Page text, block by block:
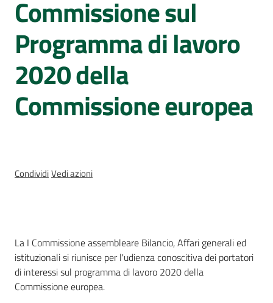
Sessioni
Argomenti
Per i media
Commissione sul
Programma di lavoro
2020 della
Commissione europea
CondividiVedi azioni
Cos'è
La I Commissione assembleare Bilancio, Affari generali ed
istituzionali si riunisce per l'udienza conoscitiva dei portatori
di interessi sul programma di lavoro 2020 della
Commissione europea.